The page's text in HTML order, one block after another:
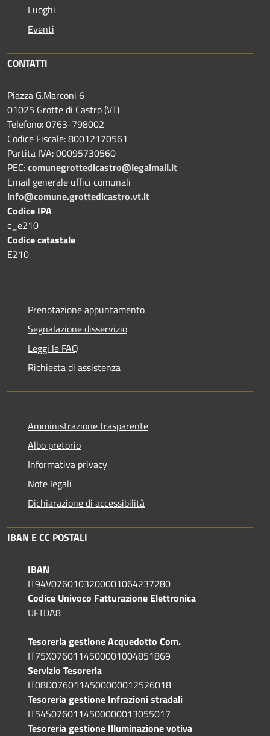
Luoghi
Eventi
CONTATTI
Piazza G.Marconi 6
01025 Grotte di Castro (VT)
Telefono: 0763-798002
Codice Fiscale: 80012170561
Partita IVA: 00095730560
PEC:comunegrottedicastro@legalmail.it
Email generale uffici comunali
info@comune.grottedicastro.vt.it
Codice IPA
c_e210
Codice catastale
E210
Prenotazione appuntamento
Segnalazione disservizio
Leggi le FAQ
Richiesta di assistenza
Amministrazione trasparente
Albo pretorio
Informativa privacy
Note legali
Dichiarazione di accessibilità
IBAN E CC POSTALI
IBAN
IT94V0760103200001064237280
Codice Univoco Fatturazione Elettronica
UFTDA8
Tesoreria gestione Acquedotto Com.
IT75X0760114500001004851869
Servizio Tesoreria
IT08D0760114500000012526018
Tesoreria gestione Infrazioni stradali
IT54S0760114500000013055017
Tesoreria gestione Illuminazione votiva